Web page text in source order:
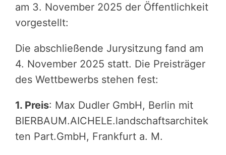
am 3. November 2025 der Öffentlichkeit
vorgestellt:
Die abschließende Jurysitzung fand am
4. November 2025 statt. Die Preisträger
des Wettbewerbs stehen fest:
1. Preis: Max Dudler GmbH, Berlin mit
BIERBAUM.AICHELE.landschaftsarchitek
ten Part.GmbH, Frankfurt a. M.